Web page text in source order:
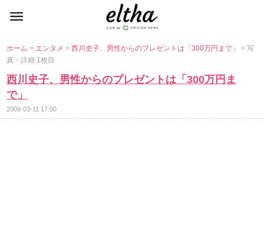
ホーム> エンタメ>西川史子、男性からのプレゼントは「300万円まで」> 写
真・詳細 1枚目
西川史子、男性からのプレゼントは「300万円ま
で」
2009-03-11 17:00